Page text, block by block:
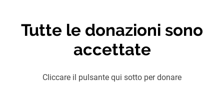
Tutte le donazioni sono
accettate
Cliccare il pulsante qui sotto per donare